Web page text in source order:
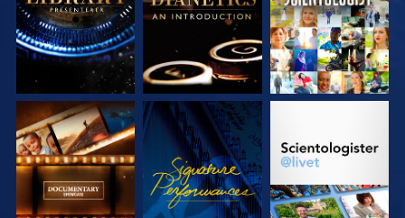
UTFORSK SERIEN SE UTFORSK SERIEN